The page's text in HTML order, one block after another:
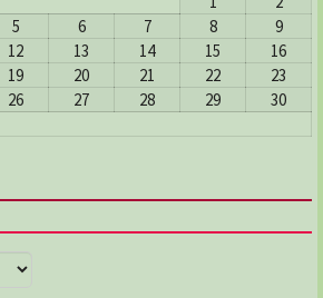
5 6 7 8
9
12 13 14 15
16
19 20 21 22
23
26 27 28 29
30